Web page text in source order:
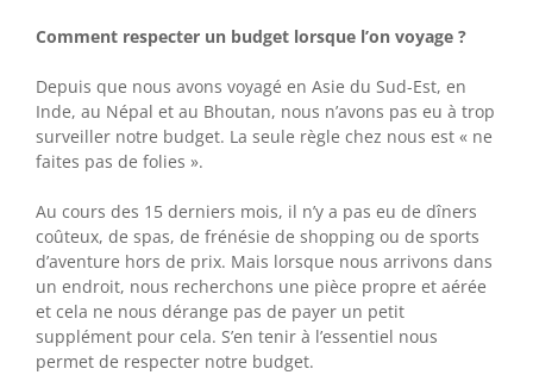
Comment respecter un budget lorsque l’on voyage ?
Depuis que nous avons voyagé en Asie du Sud-Est, en
Inde, au Népal et au Bhoutan, nous n’avons pas eu à trop
surveiller notre budget. La seule règle chez nous est « ne
faites pas de folies ».
Au cours des 15 derniers mois, il n’y a pas eu de dîners
coûteux, de spas, de frénésie de shopping ou de sports
d’aventure hors de prix. Mais lorsque nous arrivons dans
un endroit, nous recherchons une pièce propre et aérée
et cela ne nous dérange pas de payer un petit
supplément pour cela. S’en tenir à l’essentiel nous
permet de respecter notre budget.